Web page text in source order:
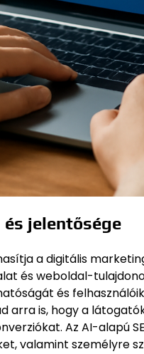
és jelentősége
a digitális
és weboldal-
és
arra is, hogy a
Az AI-alapú
valamint személyre